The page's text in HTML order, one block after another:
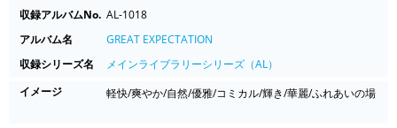
収録アルバムNo. AL-1018
アルバム名
GREAT EXPECTATION
収録シリーズ名
メインライブラリーシリーズ（AL）
イメージ
軽快/爽やか/自然/優雅/コミカル/輝き/華麗/ふれあいの場